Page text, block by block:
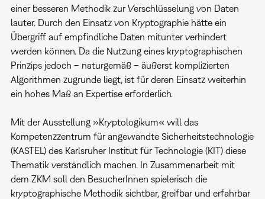
einer besseren Methodik zur Verschlüsselung von Daten
lauter. Durch den Einsatz von Kryptographie hätte ein
Übergriff auf empfindliche Daten mitunter verhindert
werden können. Da die Nutzung eines kryptographischen
Prinzips jedoch – naturgemäß – äußerst komplizierten
Algorithmen zugrunde liegt, ist für deren Einsatz weiterhin
ein hohes Maß an Expertise erforderlich.
Mit der Ausstellung »Kryptologikum« will das
Kompetenzzentrum für angewandte Sicherheitstechnologie
(KASTEL) des Karlsruher Institut für Technologie (KIT) diese
Thematik verständlich machen. In Zusammenarbeit mit
dem ZKM soll den BesucherInnen spielerisch die
kryptographische Methodik sichtbar, greifbar und erfahrbar